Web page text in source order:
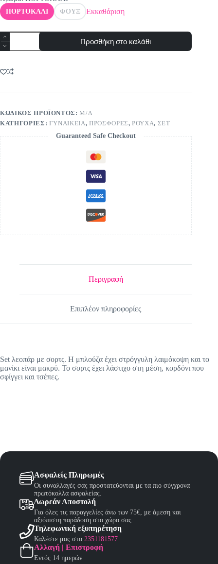
ΠΟΡΤΟΚΑΛΙ ΦΟΥΞ Εκκαθάριση
Set
λεοπάρ
με
ποσότητα
Προσθήκη στο καλάθι
ΚΩΔΙΚΌΣ ΠΡΟΪΌΝΤΟΣ:Μ/Δ
ΚΑΤΗΓΟΡΊΕΣ: ΓΥΝΑΙΚΕΙΑ, ΠΡΟΣΦΟΡΕΣ,ΡΟΥΧΑ, ΣΕΤ
Guaranteed Safe Checkout
Περιγραφή
Επιπλέον πληροφορίες
Set λεοπάρ με σορτς. Η μπλούζα έχει στρόγγυλη λαιμόκοψη και το
μανίκι είναι μακρύ. Το σορτς έχει λάστιχο στη μέση, κορδόνι που
σφίγγει και τσέπες.
Ασφαλείς Πληρωμές
Οι συναλλαγές σας προστατεύονται με τα πιο σύγχρονα
πρωτόκολλα ασφαλείας.
Δωρεάν Αποστολή
Για όλες τις παραγγελίες άνω των 75€, με άμεση και
αξιόπιστη παράδοση στο χώρο σας.
Τηλεφωνική εξυπηρέτηση
Καλέστε μας στο 2351181577
Αλλαγή | Επιστροφή
Εντός 14 ημερών